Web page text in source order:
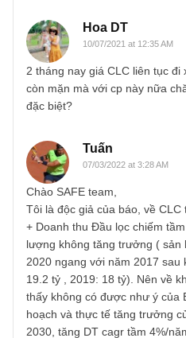
long
10/06/2021 at 12:13
Hiện tại mình chưa nghe
khá tốt. Tuy nhiên sp nào
đời của sp này tính đến
năm rồi
REPLY
Hoa DT
10/07/2021 at 12:35
2 tháng nay giá CLC liên